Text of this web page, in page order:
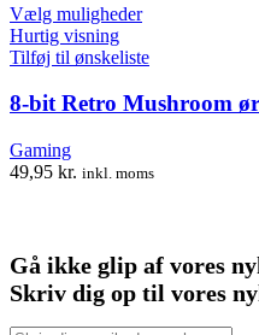
Vælg mulighederDette
har
varianter.
Hurtig visning
Tilføj til ønskeliste
8-bit Retro Mushroom
Gaming
49,95 kr. inkl. moms
Gå ikke glip af vores
Skriv dig op til vores